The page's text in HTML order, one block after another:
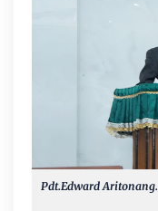
Pdt.Edward Aritonang.